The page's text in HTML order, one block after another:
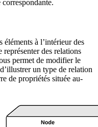
éléments à l’intérieur des
des relations
permet de modifier le
un type de relation
de propriétés située au-